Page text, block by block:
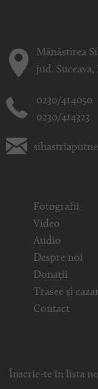
Mănăstirea
jud.
0230/414050
0230/414323
Fotografii
Video
Audio
Despre noi
Donații
Trasee și
Contact
Înscrie-te în lista